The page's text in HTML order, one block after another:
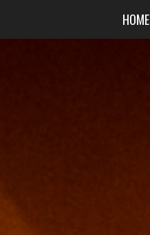
HOME